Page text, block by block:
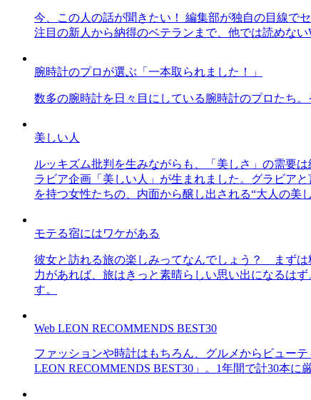
今、この人の話が聞きたい！ 編集部が独自の目線で
注目の新人から納得のベテランまで、他では読めな
腕時計のプロが選ぶ「一本取られました！」
数多の腕時計を日々目にしている腕時計のプロたち
美しい人
ルッキズム批判を生みながらも、「美しさ」の需要
ラビア企画「美しい人」が生まれました。グラビア
を持つ女性たちの、内面から醸し出される“大人の美
モテる宿にはワケがある
彼女と訪れる旅の楽しみってなんでしょう？ まずは
力があれば、旅はきっと素晴らしい思い出になるは
す。
Web LEON RECOMMENDS BEST30
ファッションや時計はもちろん、グルメからビュー
LEON RECOMMENDS BEST30」。1年間で計30本